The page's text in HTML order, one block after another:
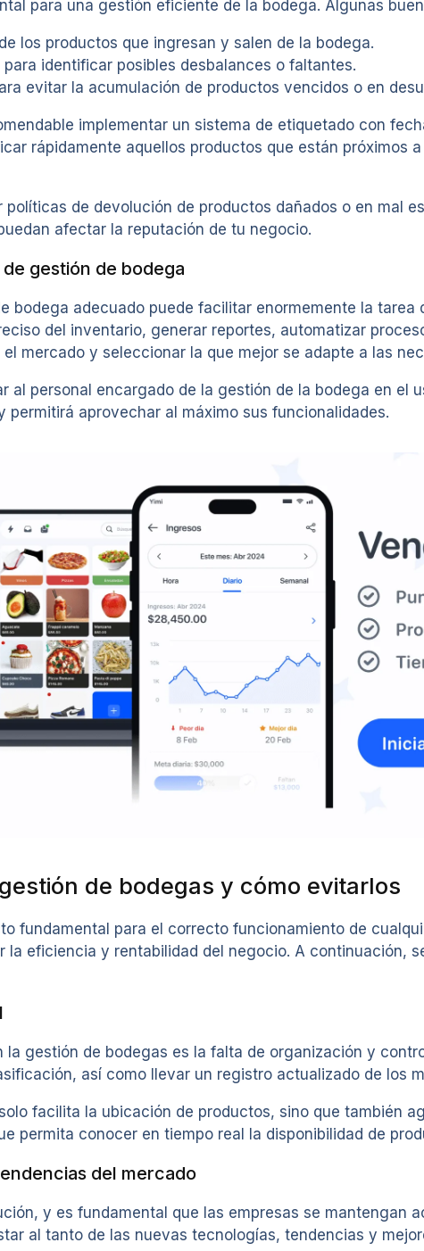
para una gestión eficiente de la bodega. Algunas
los productos que ingresan y salen de la bodega.
identificar posibles desbalances o faltantes.
evitar la acumulación de productos vencidos o en
implementar un sistema de etiquetado con
rápidamente aquellos productos que están próximos
de devolución de productos dañados o en mal
afectar la reputación de tu negocio.
gestión de bodega
bodega adecuado puede facilitar enormemente la
del inventario, generar reportes, automatizar
mercado y seleccionar la que mejor se adapte a las
al personal encargado de la gestión de la bodega en el
permitirá aprovechar al máximo sus funcionalidades.
de bodegas y cómo evitarlos
fundamental para el correcto funcionamiento de
la eficiencia y rentabilidad del negocio. A continuación,
la gestión de bodegas es la falta de organización y
así como llevar un registro actualizado de los
facilita la ubicación de productos, sino que también
permita conocer en tiempo real la disponibilidad de
del mercado
y es fundamental que las empresas se mantengan
al tanto de las nuevas tecnologías, tendencias y